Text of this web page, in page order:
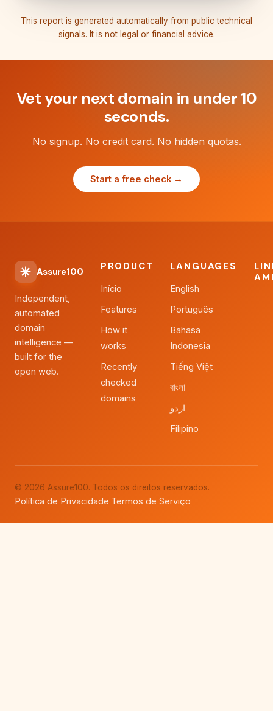
This report is generated automatically from public technical
signals. It is not legal or financial advice.
Vet your next domain in under 10
seconds.
No signup. No credit card. No hidden quotas.
Start a free check →
Assure100
Independent,
automated
domain
intelligence —
built for the
open web.
PRODUCT
Início
Features
How it
works
Recently
checked
domains
LANGUAGES
English
Português
Bahasa
Indonesia
Tiếng Việt
বাংলা
اردو
Filipino
© 2026 Assure100. Todos os direitos reservados.
Política de Privacidade·Termos de Serviço